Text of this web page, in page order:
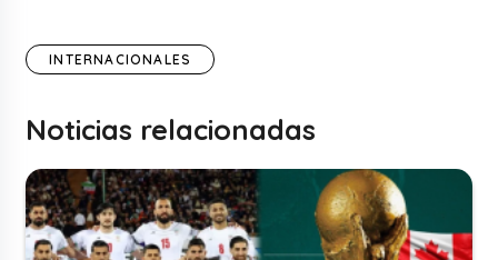
INTERNACIONALES
Noticias relacionadas